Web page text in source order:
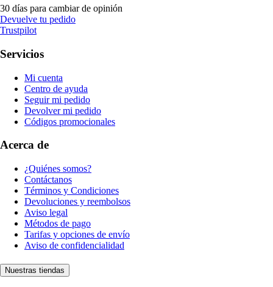
30 días para cambiar de opinión
Devuelve tu pedido
Trustpilot
Servicios
Mi cuenta
Centro de ayuda
Seguir mi pedido
Devolver mi pedido
Códigos promocionales
Acerca de
¿Quiénes somos?
Contáctanos
Términos y Condiciones
Devoluciones y reembolsos
Aviso legal
Métodos de pago
Tarifas y opciones de envío
Aviso de confidencialidad
Nuestras tiendas